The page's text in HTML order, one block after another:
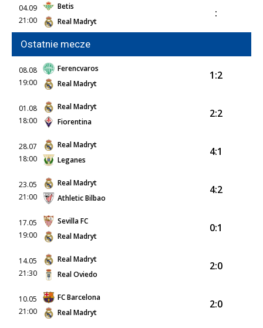
04.09
21:00
Betis
Real Madryt
:
Ostatnie mecze
08.08
19:00
Ferencvaros
Real Madryt
1:2
01.08
18:00
Real Madryt
Fiorentina
2:2
28.07
18:00
Real Madryt
Leganes
4:1
23.05
21:00
Real Madryt
Athletic Bilbao
4:2
17.05
19:00
Sevilla FC
Real Madryt
0:1
14.05
21:30
Real Madryt
Real Oviedo
2:0
10.05
21:00
FC Barcelona
Real Madryt
2:0